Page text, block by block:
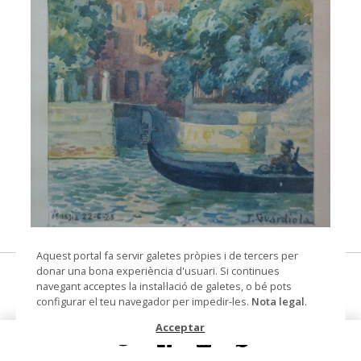
© Arxiu Fotogràfic del Consorci del Patrimoni de
Sitges
Venezia
pintura
Aquest portal fa servir galetes pròpies i de tercers per
donar una bona experiència d'usuari. Si continues
navegant acceptes la instal·lació de galetes, o bé pots
configurar el teu navegador per impedir-les. Nota legal.
Acceptar